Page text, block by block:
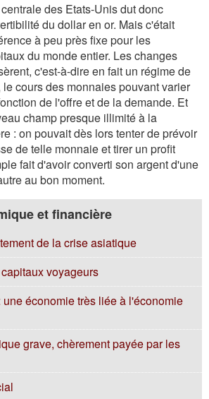
des Etats-Unis dut donc
du dollar en or. Mais c'était
à peu près fixe pour les
du monde entier. Les changes
c'est-à-dire en fait un régime de
cours des monnaies pouvant varier
de l'offre et de la demande. Et
champ presque illimité à la
: on pouvait dès lors tenter de prévoir
de telle monnaie et tirer un profit
fait d'avoir converti son argent d'une
au bon moment.
et financière
de la crise asiatique
voyageurs
économie très liée à l'économie
grave, chèrement payée par les